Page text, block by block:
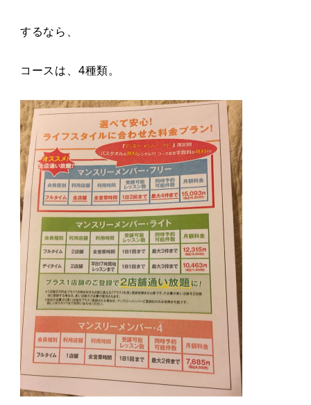
するなら、
コースは、4種類。